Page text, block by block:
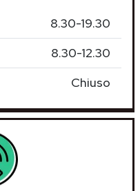
8.30-19.30
8.30-12.30
Chiuso